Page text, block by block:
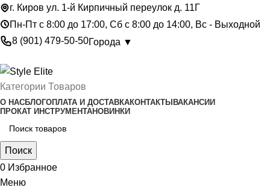
г. Киров ул. 1-й Кирпичный переулок д. 11Г
Пн-Пт с 8:00 до 17:00, Сб с 8:00 до 14:00, Вс - Выходной
8 (901) 479-50-50Города ▼
Категории Товаров
О НАСБЛОГОПЛАТА И ДОСТАВКАКОНТАКТЫ ВАКАНСИИ
ПРОКАТ ИНСТРУМЕНТАНОВИНКИ
Поиск
0 Избранное
Меню